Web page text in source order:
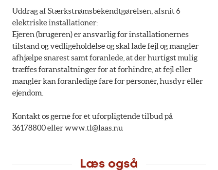
Uddrag af Stærkstrømsbekendtgørelsen, afsnit 6
elektriske installationer:
Ejeren (brugeren) er ansvarlig for installationernes
tilstand og vedligeholdelse og skal lade fejl og mangler
afhjælpe snarest samt foranlede, at der hurtigst mulig
træffes foranstaltninger for at forhindre, at fejl eller
mangler kan foranledige fare for personer, husdyr eller
ejendom.
Kontakt os gerne for et uforpligtende tilbud på
36178800 eller www.tl@laas.nu
Læs også